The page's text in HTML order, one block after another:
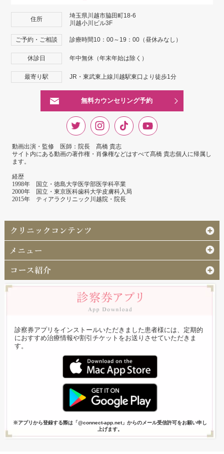
住所
埼玉県川越市脇田町18-6
川越小川ビル3F
ご予約・ご相談 診療時間10：00～19：00（昼休みなし）
休診日 年中無休（年末年始は除く）
最寄り駅 JR・東武東上線川越駅東口より徒歩1分
無料カウンセリング予約
動画出演・監修 医師：院長 髙橋 貴志
サイト内にある動画の著作権・肖像権などはすべて髙橋 貴志個人に帰属し
ます。
経歴
1998年 国立・徳島大学医学部医学科卒業
2000年 国立・東京医科歯科大学皮膚科入局
2015年 ティアラクリニック川越院・院長
診察券アプリをインストールいただきました患者様には、定期的
におすすめ治療情報や割引チケットをお送りさせていただきま
す。
※アプリから登録する際は「@connect-app.net」からのメール受信許可をお願い申し
上げます。